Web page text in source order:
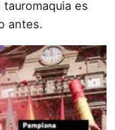
es
antes.